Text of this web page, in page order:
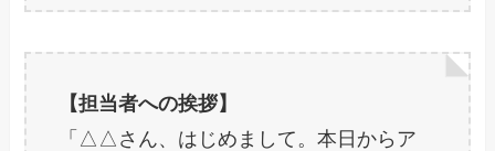
【担当者への挨拶】
「△△さん、はじめまして。本日からア